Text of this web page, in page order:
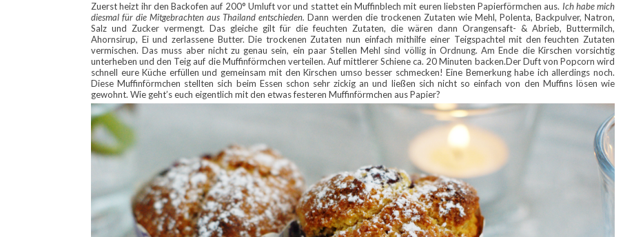
Zuerst heizt ihr den Backofen auf 200° Umluft vor und stattet ein Muffinblech mit euren liebsten Papierförmchen aus. Ich habe mich
diesmal für die Mitgebrachten aus Thailand entschieden. Dann werden die trockenen Zutaten wie Mehl, Polenta, Backpulver, Natron,
Salz und Zucker vermengt. Das gleiche gilt für die feuchten Zutaten, die wären dann Orangensaft- & Abrieb, Buttermilch,
Ahornsirup, Ei und zerlassene Butter. Die trockenen Zutaten nun einfach mithilfe einer Teigspachtel mit den feuchten Zutaten
vermischen. Das muss aber nicht zu genau sein, ein paar Stellen Mehl sind völlig in Ordnung. Am Ende die Kirschen vorsichtig
unterheben und den Teig auf die Muffinförmchen verteilen. Auf mittlerer Schiene ca. 20 Minuten backen.Der Duft von Popcorn wird
schnell eure Küche erfüllen und gemeinsam mit den Kirschen umso besser schmecken! Eine Bemerkung habe ich allerdings noch.
Diese Muffinförmchen stellten sich beim Essen schon sehr zickig an und ließen sich nicht so einfach von den Muffins lösen wie
gewohnt. Wie geht’s euch eigentlich mit den etwas festeren Muffinförmchen aus Papier?